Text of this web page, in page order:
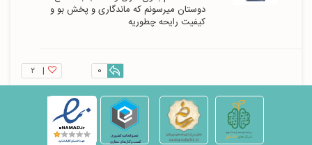
دوستان میرسونم که ماندگاری و پخش بو و
کیفیت رایحه چطوریه
| ۲ 0